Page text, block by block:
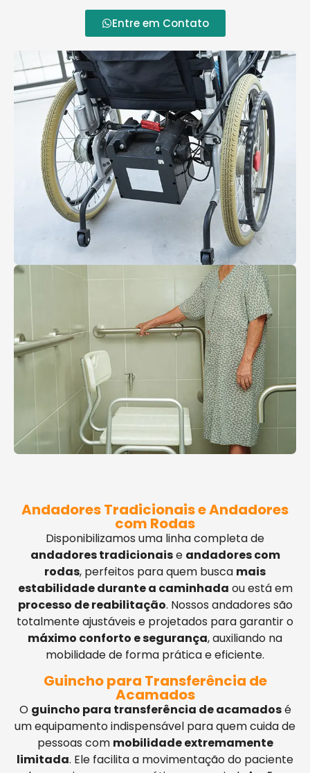
Entre em Contato
Andadores Tradicionais e Andadores
com Rodas
Disponibilizamos uma linha completa de
andadores tradicionaise andadores com
rodas, perfeitos para quem busca mais
estabilidade durante a caminhada ou está em
processo de reabilitação. Nossos andadores são
totalmente ajustáveis e projetados para garantir o
máximo conforto e segurança, auxiliando na
mobilidade de forma prática e eficiente.
Guincho para Transferência de
Acamados
O guincho para transferência de acamadosé
um equipamento indispensável para quem cuida de
pessoas com mobilidade extremamente
limitada. Ele facilita a movimentação do paciente